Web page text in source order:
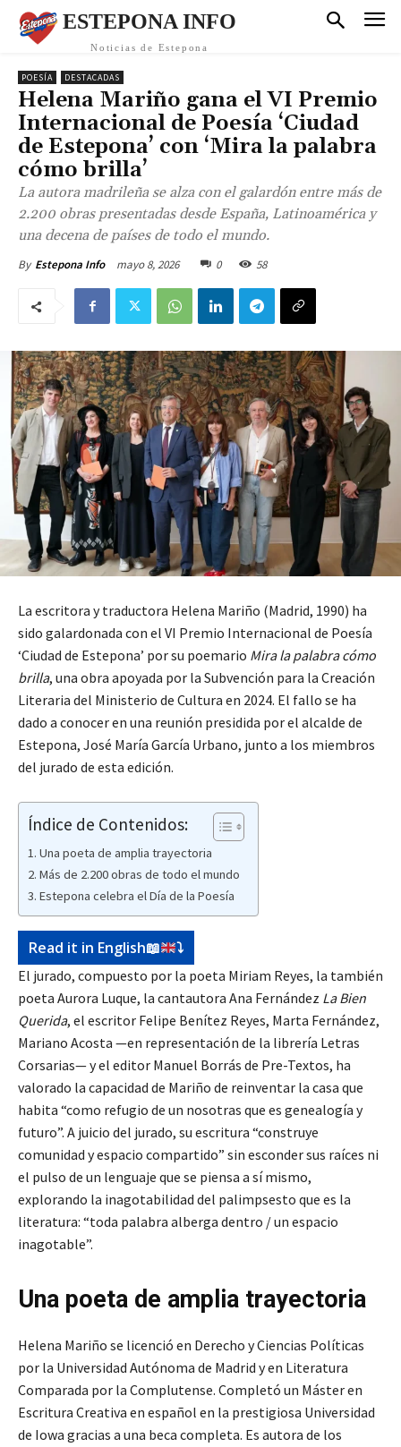
ESTEPONA INFO
Noticias de Estepona
POESÍA DESTACADAS
Helena Mariño gana el VI Premio
Internacional de Poesía ‘Ciudad
de Estepona’ con ‘Mira la palabra
cómo brilla’
La autora madrileña se alza con el galardón entre más de
2.200 obras presentadas desde España, Latinoamérica y
una decena de países de todo el mundo.
By Estepona Info mayo 8, 2026 0 58
La escritora y traductora Helena Mariño (Madrid, 1990) ha
sido galardonada con el VI Premio Internacional de Poesía
‘Ciudad de Estepona’ por su poemario Mira la palabra cómo
brilla, una obra apoyada por la Subvención para la Creación
Literaria del Ministerio de Cultura en 2024. El fallo se ha
dado a conocer en una reunión presidida por el alcalde de
Estepona, José María García Urbano, junto a los miembros
del jurado de esta edición.
Índice de Contenidos:
Una poeta de amplia trayectoria
Más de 2.200 obras de todo el mundo
Estepona celebra el Día de la Poesía
Read it in English📖 ⤵️
El jurado, compuesto por la poeta Miriam Reyes, la también
poeta Aurora Luque, la cantautora Ana Fernández La Bien
Querida, el escritor Felipe Benítez Reyes, Marta Fernández,
Mariano Acosta —en representación de la librería Letras
Corsarias— y el editor Manuel Borrás de Pre-Textos, ha
valorado la capacidad de Mariño de reinventar la casa que
habita “como refugio de un nosotras que es genealogía y
futuro”. A juicio del jurado, su escritura “construye
comunidad y espacio compartido” sin esconder sus raíces ni
el pulso de un lenguaje que se piensa a sí mismo,
explorando la inagotabilidad del palimpsesto que es la
literatura: “toda palabra alberga dentro / un espacio
inagotable”.
Una poeta de amplia trayectoria
Helena Mariño se licenció en Derecho y Ciencias Políticas
por la Universidad Autónoma de Madrid y en Literatura
Comparada por la Complutense. Completó un Máster en
Escritura Creativa en español en la prestigiosa Universidad
de Iowa gracias a una beca completa. Es autora de los